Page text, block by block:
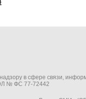
в сфере связи,
№ ФС 77-72442